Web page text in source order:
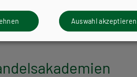
E-BOOK+ Solo
Lösungen
Auswahl akzeptieren